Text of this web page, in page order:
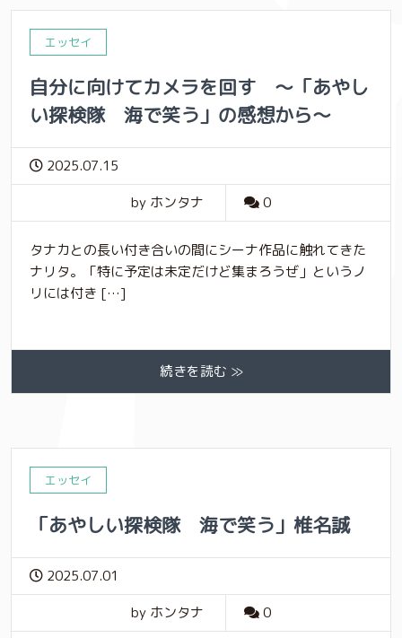
エッセイ
自分に向けてカメラを回す 〜「あやし
い探検隊 海で笑う」の感想から〜
2025.07.15
by ホンタナ
0
タナカとの長い付き合いの間にシーナ作品に触れてきた
ナリタ。「特に予定は未定だけど集まろうぜ」というノ
リには付き […]
続きを読む ≫
エッセイ
「あやしい探検隊 海で笑う」椎名誠
2025.07.01
by ホンタナ
0